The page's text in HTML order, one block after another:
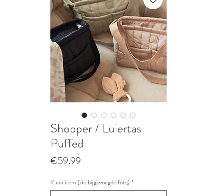
Shopper / Luiertas
Puffed
€59.99
Kleur item (zie bijgevoegde foto) *